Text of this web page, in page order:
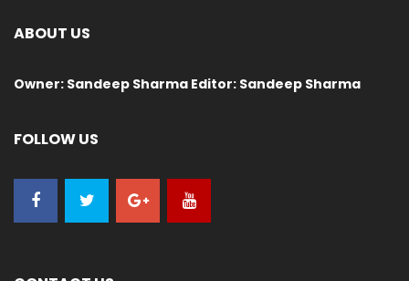
ABOUT US
Owner: Sandeep Sharma Editor: Sandeep Sharma
FOLLOW US